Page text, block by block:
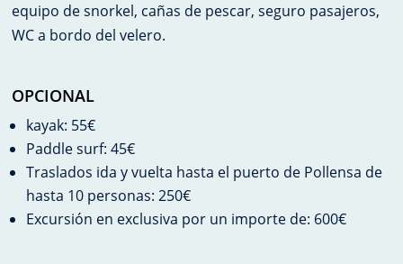
equipo de snorkel, cañas de pescar, seguro pasajeros,
WC a bordo del velero.
OPCIONAL
kayak: 55€
Paddle surf: 45€
Traslados ida y vuelta hasta el puerto de Pollensa de
hasta 10 personas: 250€
Excursión en exclusiva por un importe de: 600€